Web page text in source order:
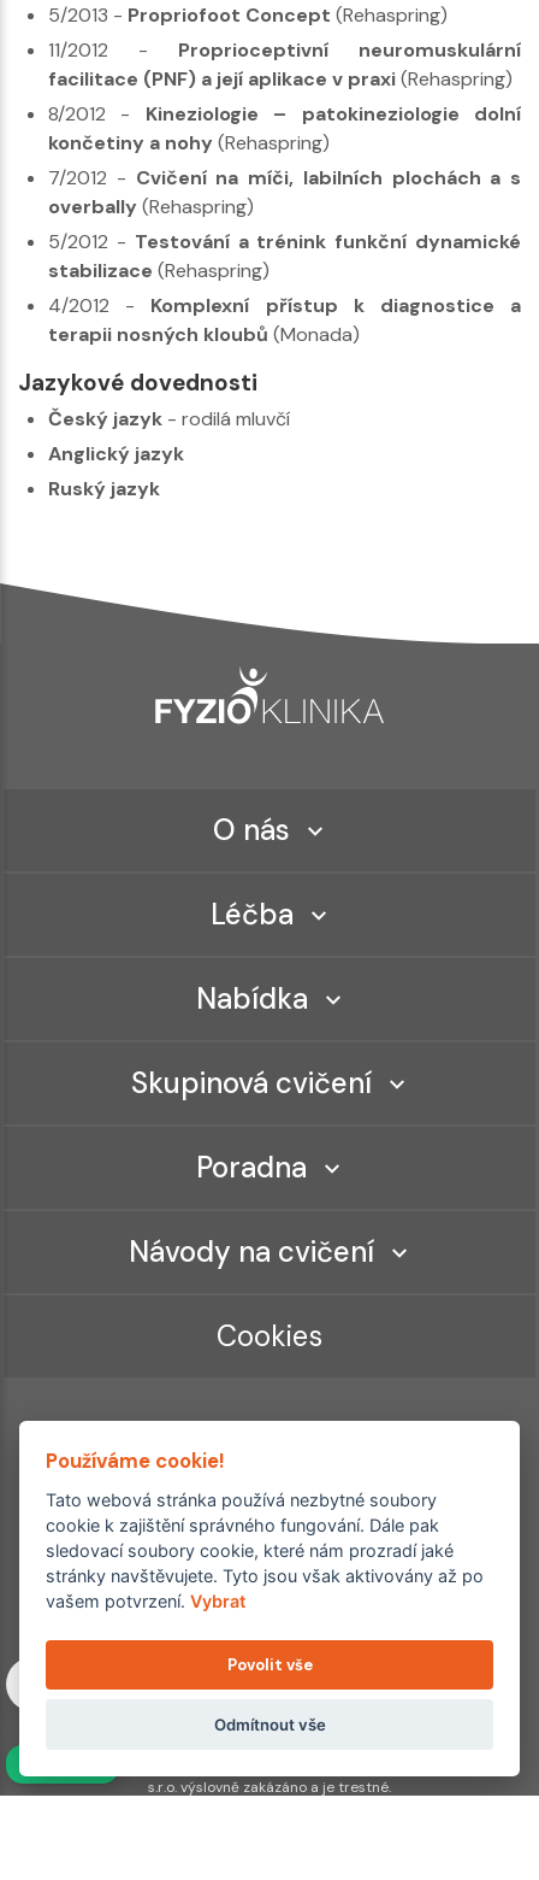
5/2013 - Propriofoot Concept (Rehaspring)
11/2012 - Proprioceptivní neuromuskulární
facilitace (PNF) a její aplikace v praxi(Rehaspring)
8/2012 - Kineziologie – patokineziologie dolní
končetiny a nohy (Rehaspring)
7/2012 - Cvičení na míči, labilních plochách a s
overbally (Rehaspring)
5/2012 - Testování a trénink funkční dynamické
stabilizace (Rehaspring)
4/2012 - Komplexní přístup k diagnostice a
terapii nosných kloubů (Monada)
Jazykové dovednosti
Český jazyk - rodilá mluvčí
Anglický jazyk
Ruský jazyk
O nás
Léčba
Nabídka
Skupinová cvičení
Poradna
Návody na cvičení
Cookies
Ordinace roku
Rehabilitační ordinace
2. místo – 2017/2019
Copyright © 2011–2026 FYZIOklinika s.r.o.
Machkova 1642/2, Praha 4, Jižní Město – Chodov
Všechna práva vyhrazena. Jakékoliv užití obsahu či jeho částí
s.r.o. výslovně zakázáno a je trestné.
Používáme cookie!
Tato webová stránka používá nezbytné soubory
cookie k zajištění správného fungování. Dále pak
sledovací soubory cookie, které nám prozradí jaké
stránky navštěvujete. Tyto jsou však aktivovány až po
vašem potvrzení.Vybrat
Povolit vše
Odmítnout vše